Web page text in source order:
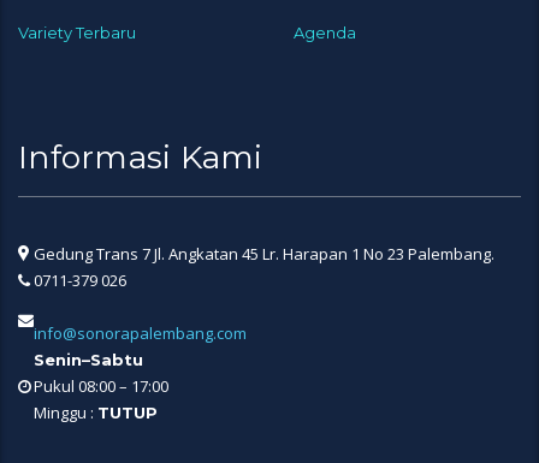
Variety Terbaru Agenda
Informasi Kami
Gedung Trans 7 Jl. Angkatan 45 Lr. Harapan 1 No 23 Palembang.
0711-379 026
info@sonorapalembang.com
Senin–Sabtu
Pukul 08:00 – 17:00
Minggu : TUTUP